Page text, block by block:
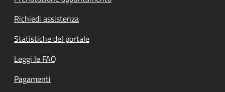
Richiedi assistenza
Statistiche del portale
Leggi le FAQ
Pagamenti